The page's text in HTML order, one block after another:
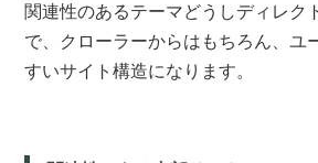
関連性のあるテーマどうしディレク
で、クローラーからはもちろん、ユ
すいサイト構造になります。